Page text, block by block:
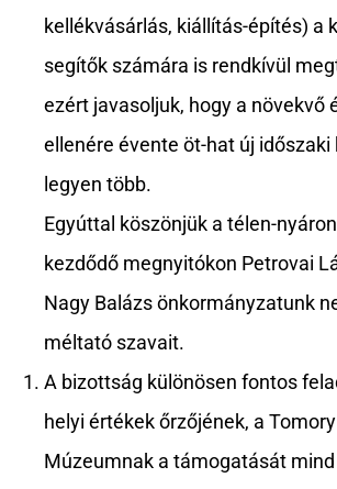
kellékvásárlás, kiállítás-építés) a
segítők számára is rendkívül
ezért javasoljuk, hogy a növekvő
ellenére évente öt-hat új időszaki
legyen több.
Egyúttal köszönjük a télen-
kezdődő megnyitókon Petrovai
Nagy Balázs önkormányzatunk
méltató szavait.
A bizottság különösen fontos
helyi értékek őrzőjének, a
Múzeumnak a támogatását